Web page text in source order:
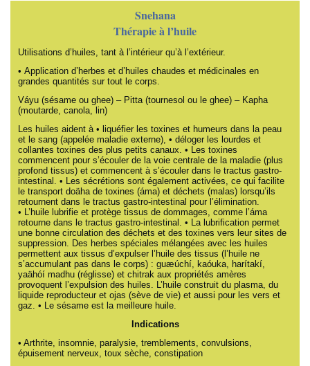
Snehana
Thérapie à l’huile
Utilisations d’huiles, tant à l’intérieur qu’à l’extérieur.
• Application d’herbes et d’huiles chaudes et médicinales en
grandes quantités sur tout le corps.
Váyu (sésame ou ghee) – Pitta (tournesol ou le ghee) – Kapha
(moutarde, canola, lin)
Les huiles aident à • liquéfier les toxines et humeurs dans la peau
et le sang (appelée maladie externe), • déloger les lourdes et
collantes toxines des plus petits canaux. • Les toxines
commencent pour s’écouler de la voie centrale de la maladie (plus
profond tissus) et commencent à s’écouler dans le tractus gastro-
intestinal. • Les sécrétions sont également activées, ce qui facilite
le transport doäha de toxines (áma) et déchets (malas) lorsqu’ils
retournent dans le tractus gastro-intestinal pour l’élimination.
• L’huile lubrifie et protège tissus de dommages, comme l’áma
retourne dans le tractus gastro-intestinal. • La lubrification permet
une bonne circulation des déchets et des toxines vers leur sites de
suppression. Des herbes spéciales mélangées avec les huiles
permettent aux tissus d’expulser l’huile des tissus (l’huile ne
s’accumulant pas dans le corps) : guæúchí, kaóuka, harítakí,
yaähóí madhu (réglisse) et chitrak aux propriétés amères
provoquent l’expulsion des huiles. L’huile construit du plasma, du
liquide reproducteur et ojas (sève de vie) et aussi pour les vers et
gaz. • Le sésame est la meilleure huile.
Indications
• Arthrite, insomnie, paralysie, tremblements, convulsions,
épuisement nerveux, toux sèche, constipation